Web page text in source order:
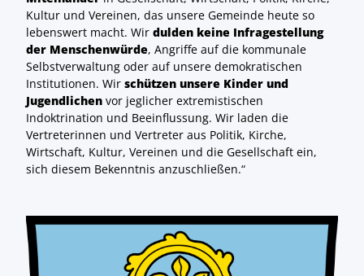
Kultur und Vereinen, das unsere Gemeinde heute so
lebenswert macht. Wir dulden keine Infragestellung
der Menschenwürde, Angriffe auf die kommunale
Selbstverwaltung oder auf unsere demokratischen
Institutionen. Wir schützen unsere Kinder und
Jugendlichen vor jeglicher extremistischen
Indoktrination und Beeinflussung. Wir laden die
Vertreterinnen und Vertreter aus Politik, Kirche,
Wirtschaft, Kultur, Vereinen und die Gesellschaft ein,
sich diesem Bekenntnis anzuschließen.“